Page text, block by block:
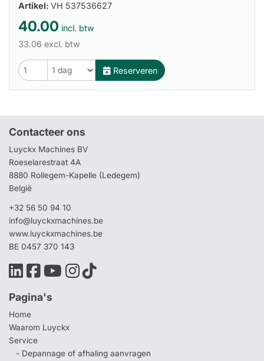
Artikel: VH 537536627
40.00 incl. btw
33.06 excl. btw
Reserveren
Contacteer ons
Luyckx Machines BV
Roeselarestraat 4A
8880 Rollegem-Kapelle (Ledegem)
België
+32 56 50 94 10
info@luyckxmachines.be
www.luyckxmachines.be
BE 0457 370 143
Pagina's
Home
Waarom Luyckx
Service
- Depannage of afhaling aanvragen